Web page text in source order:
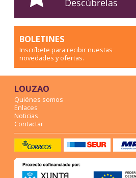
BOLETINES
Inscríbete para recibir nuestas
novedades y ofertas.
LOUZAO
Quiénes somos
Enlaces
Noticias
Contactar